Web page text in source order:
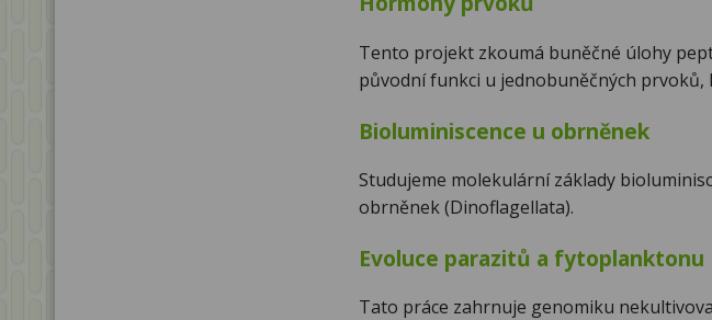
Tento projekt zkoumá buněčné úlohy
původní funkci u jednobuněčných
Bioluminiscence u obrněnek
Studujeme molekulární základy
obrněnek (Dinoflagellata).
Evoluce parazitů a fytoplanktonu
Tato práce zahrnuje genomiku